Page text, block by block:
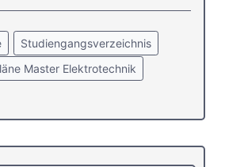
Studiengangsverzeichnis
Master Elektrotechnik